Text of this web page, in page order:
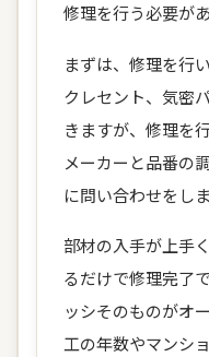
修理を行う必要があ
まずは、修理を行
クレセント、気密
きますが、修理を
メーカーと品番の
に問い合わせをしま
部材の入手が上手
るだけで修理完了
ッシそのものがオ
工の年数やマンシ